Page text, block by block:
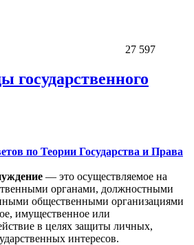
27 597
государственного
по Теории Государства и Права
— это осуществляемое на
органами, должностными
общественными организациями
имущественное или
в целях защиты личных,
интересов.